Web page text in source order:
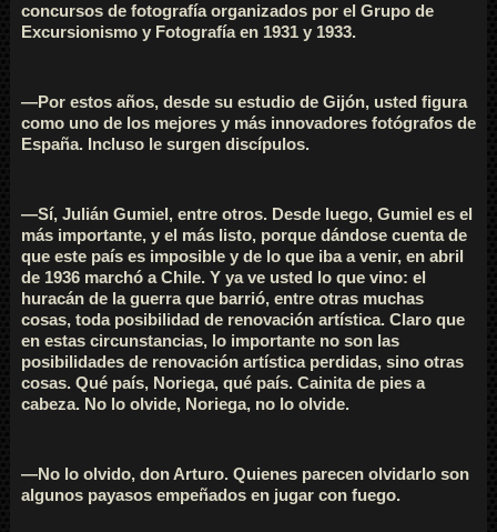
concursos de fotografía organizados por el Grupo de
Excursionismo y Fotografía en 1931 y 1933.
—Por estos años, desde su estudio de Gijón, usted figura
como uno de los mejores y más innovadores fotógrafos de
España. Incluso le surgen discípulos.
—Sí, Julián Gumiel, entre otros. Desde luego, Gumiel es el
más importante, y el más listo, porque dándose cuenta de
que este país es imposible y de lo que iba a venir, en abril
de 1936 marchó a Chile. Y ya ve usted lo que vino: el
huracán de la guerra que barrió, entre otras muchas
cosas, toda posibilidad de renovación artística. Claro que
en estas circunstancias, lo importante no son las
posibilidades de renovación artística perdidas, sino otras
cosas. Qué país, Noriega, qué país. Cainita de pies a
cabeza. No lo olvide, Noriega, no lo olvide.
—No lo olvido, don Arturo. Quienes parecen olvidarlo son
algunos payasos empeñados en jugar con fuego.